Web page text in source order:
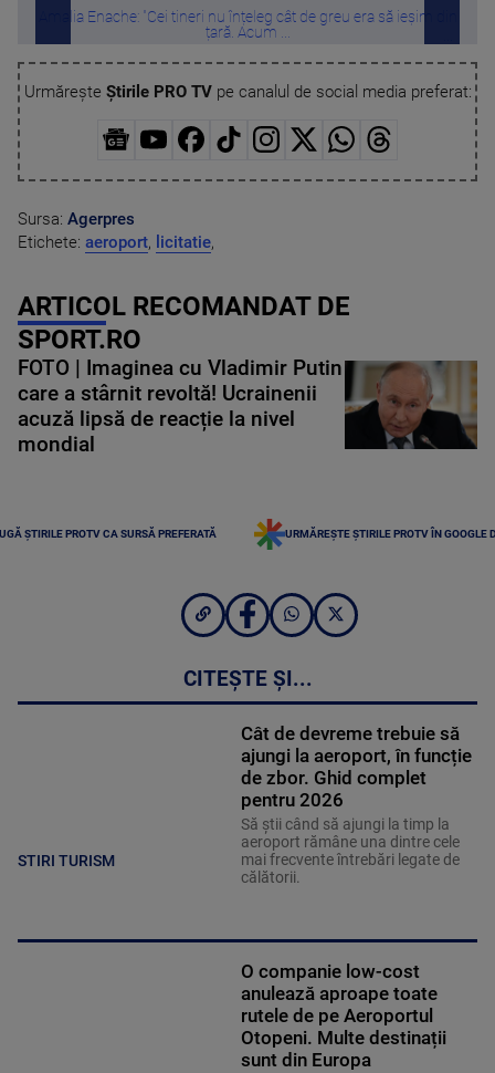
Amalia Enache: "Cei tineri nu înțeleg cât de greu era să ieșim din
țară. Acum ...
Urmărește Știrile PRO TVpe canalul de social media preferat:
Sursa: Agerpres
Etichete: aeroport, licitatie,
ARTICOL RECOMANDAT DE
SPORT.RO
FOTO | Imaginea cu Vladimir Putin
care a stârnit revoltă! Ucrainenii
acuză lipsă de reacție la nivel
mondial
ȘTIRILE PROTV CA SURSĂ PREFERATĂ URMĂREȘTE ȘTIRILE PROTV ÎN GOOGLE
CITEȘTE ȘI...
STIRI TURISM
Cât de devreme trebuie să
ajungi la aeroport, în funcție
de zbor. Ghid complet
pentru 2026
Să știi când să ajungi la timp la
aeroport rămâne una dintre cele
mai frecvente întrebări legate de
călătorii.
O companie low-cost
anulează aproape toate
rutele de pe Aeroportul
Otopeni. Multe destinații
sunt din Europa